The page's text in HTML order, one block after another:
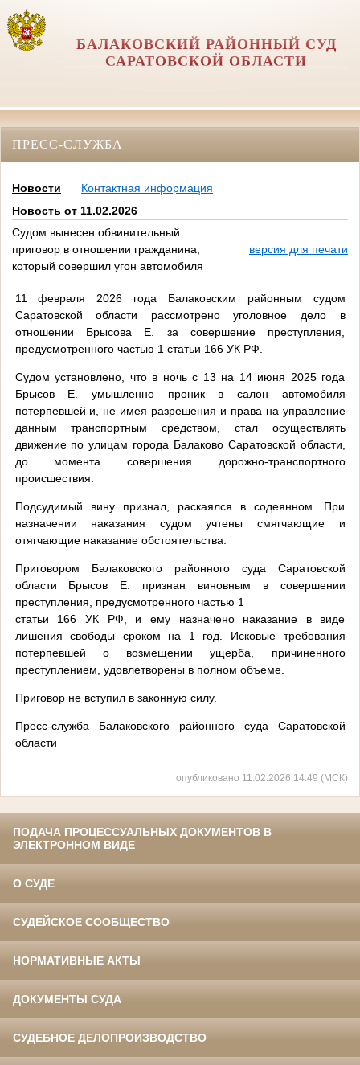
БАЛАКОВСКИЙ РАЙОННЫЙ СУД
САРАТОВСКОЙ ОБЛАСТИ
ПРЕСС-СЛУЖБА
Новости
Контактная информация
Новость от 11.02.2026
Судом вынесен обвинительный
приговор в отношении гражданина,
который совершил угон автомобиля
версия для печати
11 февраля 2026 года Балаковским районным судом
Саратовской области рассмотрено уголовное дело в
отношении Брысова Е. за совершение преступления,
предусмотренного частью 1 статьи 166 УК РФ.
Судом установлено, что в ночь с 13 на 14 июня 2025 года
Брысов Е. умышленно проник в салон автомобиля
потерпевшей и, не имея разрешения и права на управление
данным транспортным средством, стал осуществлять
движение по улицам города Балаково Саратовской области,
до момента совершения дорожно-транспортного
происшествия.
Подсудимый вину признал, раскаялся в содеянном. При
назначении наказания судом учтены смягчающие и
отягчающие наказание обстоятельства.
Приговором Балаковского районного суда Саратовской
области Брысов Е. признан виновным в совершении
преступления, предусмотренного частью 1
статьи 166 УК РФ, и ему назначено наказание в виде
лишения свободы сроком на 1 год. Исковые требования
потерпевшей о возмещении ущерба, причиненного
преступлением, удовлетворены в полном объеме.
Приговор не вступил в законную силу.
Пресс-служба Балаковского районного суда Саратовской
области
опубликовано 11.02.2026 14:49 (МСК)
ПОДАЧА ПРОЦЕССУАЛЬНЫХ ДОКУМЕНТОВ В
ЭЛЕКТРОННОМ ВИДЕ
О СУДЕ
СУДЕЙСКОЕ СООБЩЕСТВО
НОРМАТИВНЫЕ АКТЫ
ДОКУМЕНТЫ СУДА
СУДЕБНОЕ ДЕЛОПРОИЗВОДСТВО